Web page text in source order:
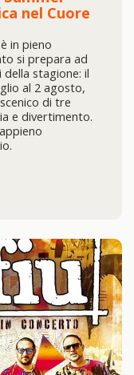
nel Cuore
in pieno
si prepara ad
stagione: il
al 2 agosto,
di tre
e divertimento.